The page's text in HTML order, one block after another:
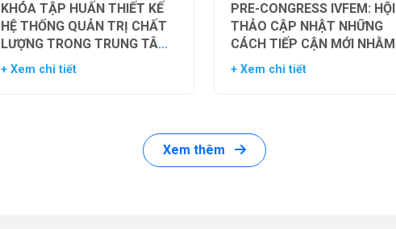
KHÓA TẬP HUẤN THIẾT KẾ
HỆ THỐNG QUẢN TRỊ CHẤT
LƯỢNG TRONG TRUNG TÂM
THỤ TINH TRONG ỐNG
+ Xem chi tiết
PRE-CONGRESS IVFEM: HỘI
THẢO CẬP NHẬT NHỮNG
CÁCH TIẾP CẬN MỚI NHẰM
TỐI ƯU HÓA TỶ LỆ THÀNH
+ Xem chi tiết
Xem thêm